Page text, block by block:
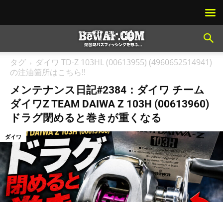
タグ
ダイワ TD-Z 103HL (00613955) (4960652514941)
の注油箇所はこちら!!
メンテナンス日記#2384：ダイワ チーム
ダイワZ TEAM DAIWA Z 103H (00613960)
ドラグ閉めると巻きが重くなる
ダイワ